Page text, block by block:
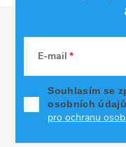
E-mail
Souhlasím se
osobních
pro ochranu